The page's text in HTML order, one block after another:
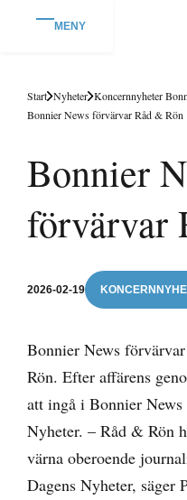
MENY
Start Nyheter Koncernnyheter
Bonnier News förvärvar Råd & Rön
Bonnier
förvärvar
2026-02-19
Bonnier News
Rön. Efter affärens
att ingå i Bonnier News
Nyheter. – Råd & Rön
värna oberoende
Dagens Nyheter, säger